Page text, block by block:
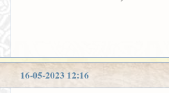
16-05-2023 12:16